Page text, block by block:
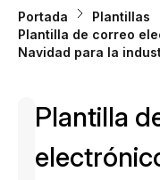
Portada
Plantillas
Plantilla de correo
Navidad para la
Plantilla